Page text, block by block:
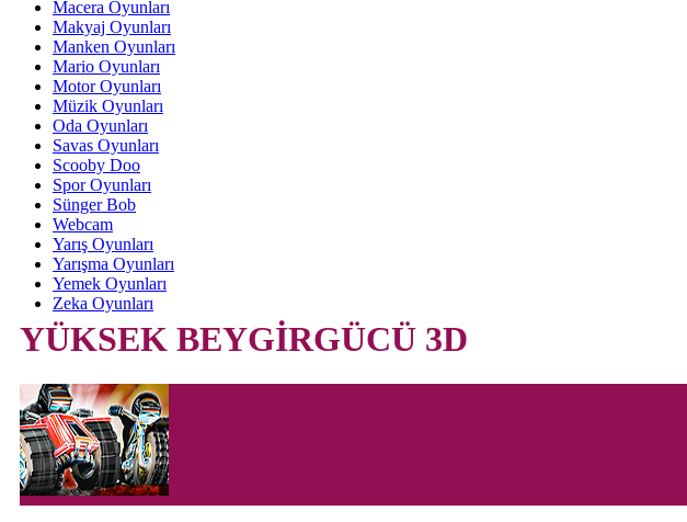
Macera Oyunları
Makyaj Oyunları
Manken Oyunları
Mario Oyunları
Motor Oyunları
Müzik Oyunları
Oda Oyunları
Savas Oyunları
Scooby Doo
Spor Oyunları
Sünger Bob
Webcam
Yarış Oyunları
Yarışma Oyunları
Yemek Oyunları
Zeka Oyunları
YÜKSEK BEYGİRGÜCÜ 3D